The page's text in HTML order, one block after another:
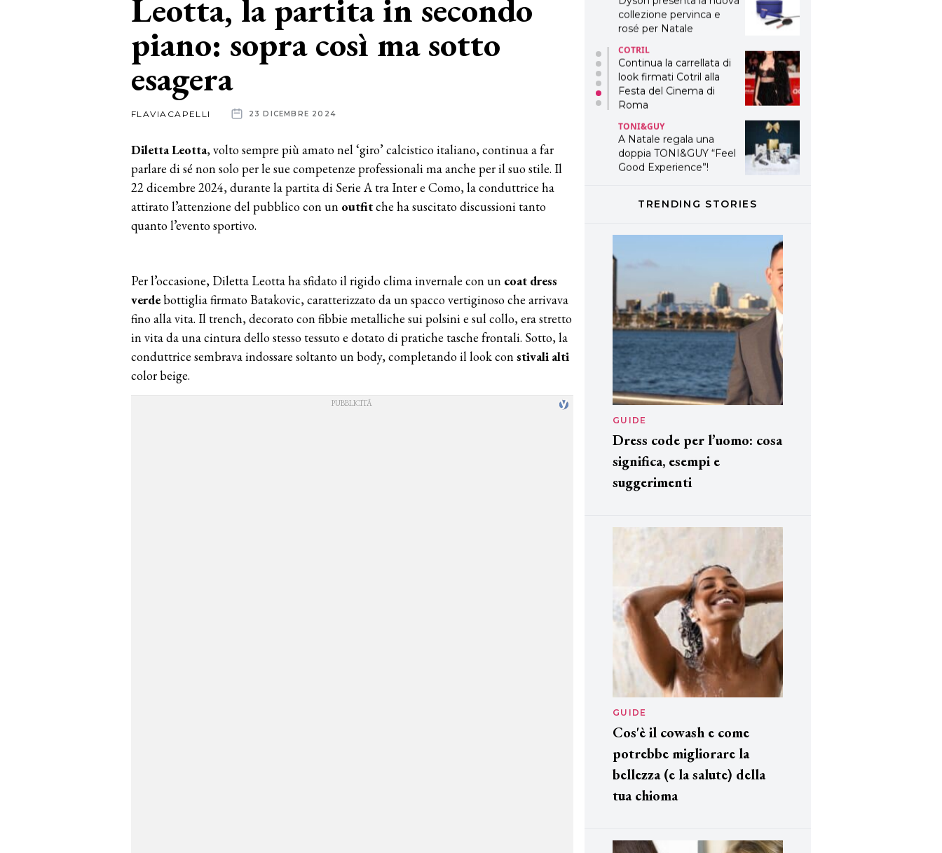
Leotta, la partita in secondo
piano: sopra così ma sotto
esagera
FLAVIACAPELLI 23 DICEMBRE 2024
Diletta Leotta, volto sempre più amato nel ‘giro’ calcistico italiano, continua a far
parlare di sé non solo per le sue competenze professionali ma anche per il suo stile. Il
22 dicembre 2024, durante la partita di Serie A tra Inter e Como, la conduttrice ha
attirato l’attenzione del pubblico con un outfitche ha suscitato discussioni tanto
quanto l’evento sportivo.
Per l’occasione, Diletta Leotta ha sfidato il rigido clima invernale con un coat dress
verdebottiglia firmato Batakovic, caratterizzato da un spacco vertiginoso che arrivava
fino alla vita. Il trench, decorato con fibbie metalliche sui polsini e sul collo, era stretto
in vita da una cintura dello stesso tessuto e dotato di pratiche tasche frontali. Sotto, la
conduttrice sembrava indossare soltanto un body, completando il look con stivali alti
color beige.
collezione pervinca e
rosé per Natale
COTRIL
Continua la carrellata di
look firmati Cotril alla
Festa del Cinema di
Roma
TONI&GUY
A Natale regala una
doppia TONI&GUY “Feel
Good Experience”!
LABEL.M lancia la sua
DAVINES
cofanetti beauty preziosi
per un regalo adatto ad
ogni capello
TRENDING STORIES
GUIDE
Dress code per l’uomo: cosa
significa, esempi e
suggerimenti
GUIDE
Cos'è il cowash e come
potrebbe migliorare la
bellezza (e la salute) della
tua chioma